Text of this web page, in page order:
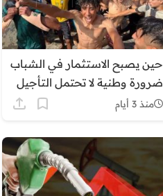
حين يصبح الاستثمار في الشباب
ضرورة وطنية لا تحتمل التأجيل
منذ 3 أيام